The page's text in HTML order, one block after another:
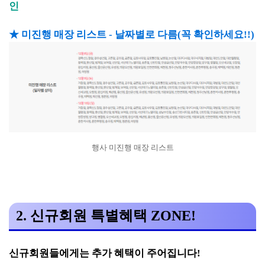
인
★ 미진행 매장 리스트 - 날짜별로 다름(꼭 확인하세요!!)
행사 미진행 매장 리스트
2. 신규회원 특별혜택 ZONE!
신규회원들에게는 추가 혜택이 주어집니다!